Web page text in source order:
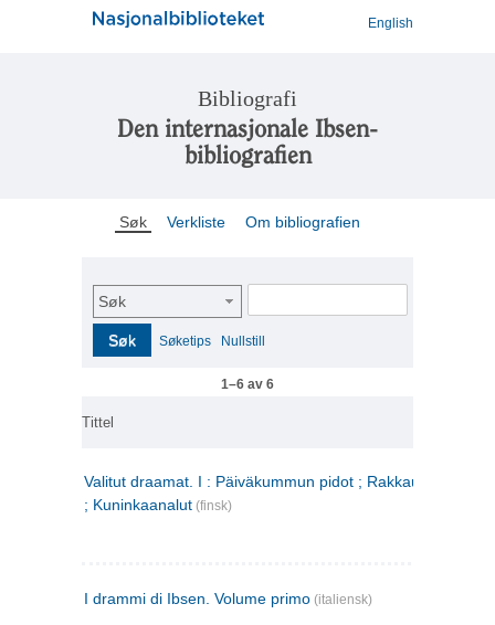
English
Bibliografi
Den internasjonale Ibsen-
bibliografien
Søk Verkliste Om bibliografien
Søk
Søk Søketips Nullstill
1–6 av 6
Tittel
Valitut draamat. I : Päiväkummun pidot ; Rakkauden
; Kuninkaanalut (finsk)
I drammi di Ibsen. Volume primo (italiensk)